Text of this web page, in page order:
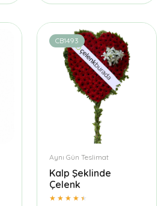
CB1493
Aynı Gün Teslimat
Kalp Şeklinde
Çelenk